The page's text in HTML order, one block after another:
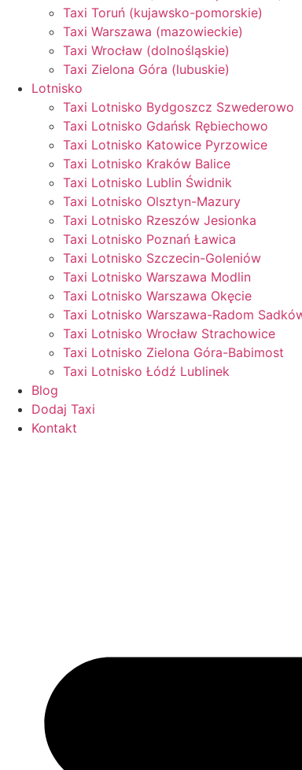
Taxi Toruń (kujawsko-pomorskie)
Taxi Warszawa (mazowieckie)
Taxi Wrocław (dolnośląskie)
Taxi Zielona Góra (lubuskie)
Lotnisko
Taxi Lotnisko Bydgoszcz Szwederowo
Taxi Lotnisko Gdańsk Rębiechowo
Taxi Lotnisko Katowice Pyrzowice
Taxi Lotnisko Kraków Balice
Taxi Lotnisko Lublin Świdnik
Taxi Lotnisko Olsztyn-Mazury
Taxi Lotnisko Rzeszów Jesionka
Taxi Lotnisko Poznań Ławica
Taxi Lotnisko Szczecin-Goleniów
Taxi Lotnisko Warszawa Modlin
Taxi Lotnisko Warszawa Okęcie
Taxi Lotnisko Warszawa-Radom
Taxi Lotnisko Wrocław Strachowice
Taxi Lotnisko Zielona Góra-Babimost
Taxi Lotnisko Łódź Lublinek
Blog
Dodaj Taxi
Kontakt